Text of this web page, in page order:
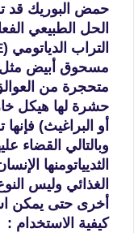
حمض البوريك قد
الحل الطبيعي
التراب الدياتومي (
مسحوق أبيض مثل
متحجرة من العوالق
حشرة لها هيكل
أو البراغيث)
وبالتالي القضاء
الثديياتومنها
الغذائي وليس
أخرى حتى يمكن
كيفية الاستخدام :